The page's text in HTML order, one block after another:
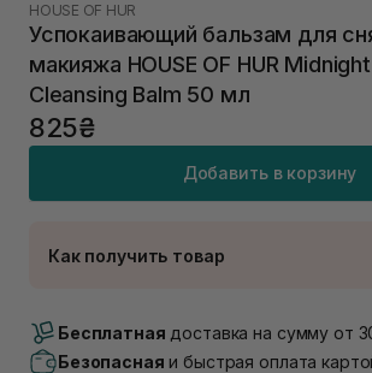
HOUSE OF HUR
Успокаивающий бальзам для
макияжа HOUSE OF HUR
Cleansing Balm 50 мл
825₴
Добавить в корзину
Как получить товар
В наличии
Самовывоз г. Луцк, Винниченка 4
Бесплатная доставка на сумму от
Безопасная и быстрая оплата